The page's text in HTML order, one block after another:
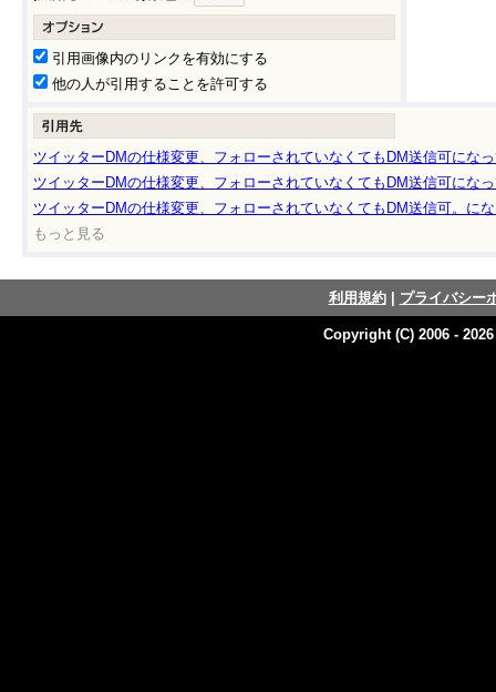
引用画像内のリンクを有効にする
他の人が引用することを許可する
ツイッターDMの仕様変更、フォローされていなくてもDM送信可にな
ツイッターDMの仕様変更、フォローされていなくてもDM送信可にな
ツイッターDMの仕様変更、フォローされていなくてもDM送信可。に
もっと見る
利用規約| プライバシー
Copyright (C) 2006 -